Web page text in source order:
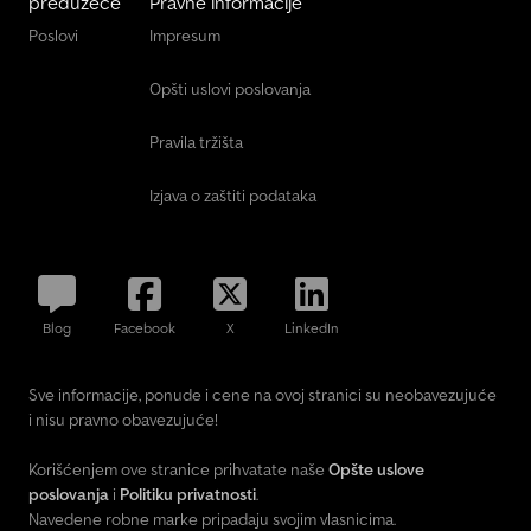
Poslovi Impresum
Opšti uslovi poslovanja
Pravila tržišta
Izjava o zaštiti podataka
Blog Facebook X LinkedIn
Sve informacije, ponude i cene na ovoj stranici su neobavezujuće
i nisu pravno obavezujuće!
Korišćenjem ove stranice prihvatate naše Opšte uslove
poslovanja i Politiku privatnosti.
Navedene robne marke pripadaju svojim vlasnicima.